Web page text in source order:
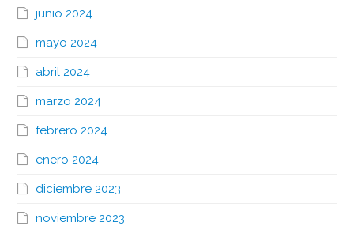
junio 2024
mayo 2024
abril 2024
marzo 2024
febrero 2024
enero 2024
diciembre 2023
noviembre 2023